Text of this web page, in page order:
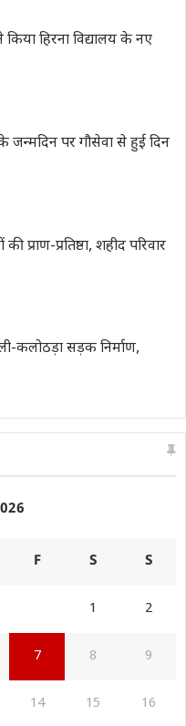
किया हिरना विद्यालय के नए
पर गौसेवा से हुई दिन
प्राण-प्रतिष्ठा, शहीद परिवार
कलोठड़ा सड़क निर्माण,
F S S
1 2
7 8 9
14 15 16